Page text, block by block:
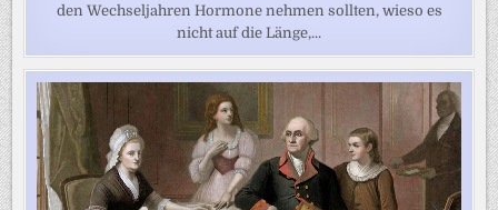
den Wechseljahren Hormone nehmen sollten, wieso es
nicht auf die Länge,...